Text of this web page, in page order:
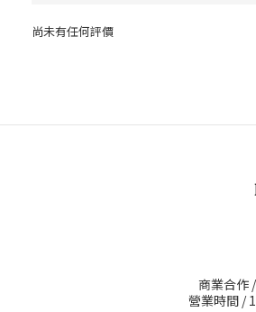
尚未有任何評價
商業合作
營業時間 /